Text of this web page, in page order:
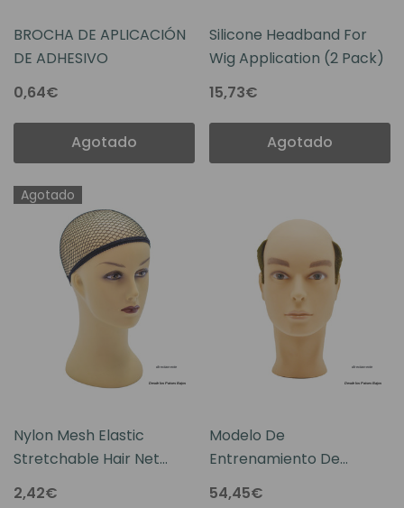
BROCHA DE APLICACIÓN
DE ADHESIVO
0,64€
Agotado
Silicone Headband For
Wig Application (2 Pack)
15,73€
Agotado
Agotado
Nylon Mesh Elastic
Stretchable Hair Net
With Elastic Band With
2,42€
Modelo De
Entrenamiento De
Prótesis Capilares Para
54,45€